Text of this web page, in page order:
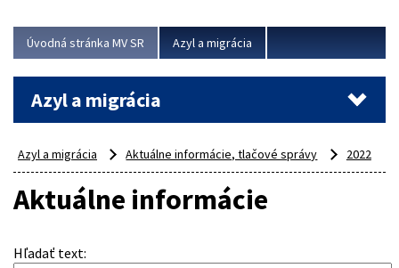
Úvodná stránka MV SR Azyl a migrácia
Azyl a migrácia
Azyl a migrácia Aktuálne informácie, tlačové správy 2022
Aktuálne informácie
Hľadať text: